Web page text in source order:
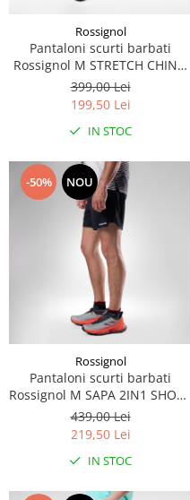
Rossignol
Pantaloni scurti barbati
Rossignol M STRETCH CHINO
SHORT 7" - Black
399,00 Lei
199,50 Lei
IN STOC
-50% NOU
Rossignol
Pantaloni scurti barbati
Rossignol M SAPA 2IN1 SHORT
5" - Black
439,00 Lei
219,50 Lei
IN STOC